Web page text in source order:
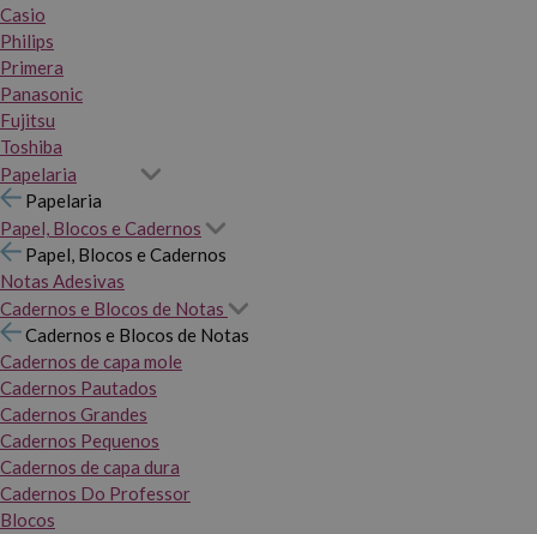
Casio
Philips
Primera
Panasonic
Fujitsu
Toshiba
Papelaria
Papelaria
Papel, Blocos e Cadernos
Papel, Blocos e Cadernos
Notas Adesivas
Cadernos e Blocos de Notas
Cadernos e Blocos de Notas
Cadernos de capa mole
Cadernos Pautados
Cadernos Grandes
Cadernos Pequenos
Cadernos de capa dura
Cadernos Do Professor
Blocos